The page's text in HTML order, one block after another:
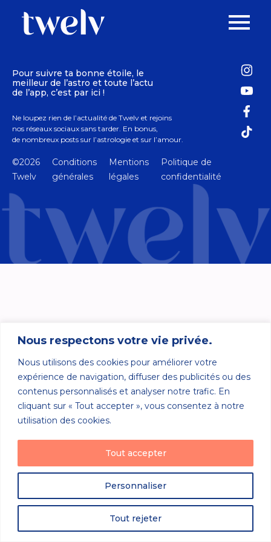
Nous respectons votre vie privée.
Nous utilisons des cookies pour améliorer votre
expérience de navigation, diffuser des publicités ou des
contenus personnalisés et analyser notre trafic. En
cliquant sur « Tout accepter », vous consentez à notre
utilisation des cookies.
Personnaliser
Tout rejeter
Tout accepter
Pour suivre ta bonne étoile, le
meilleur de l’astro et toute l’actu
de l’app, c’est par ici !
Ne loupez rien de l’actualité de Twelv et rejoins
nos réseaux sociaux sans tarder. En bonus,
de nombreux posts sur l’astrologie et sur l’amour.
©2026
Twelv
Conditions
générales
Mentions
légales
Politique de
confidentialité